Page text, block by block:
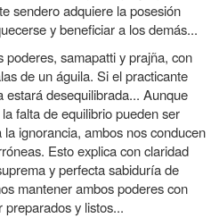
sendero adquiere la posesión
y beneficiar a los demás...
poderes, samapatti y prajña, con
de un águila. Si el practicante
estará desequilibrada... Aunque
falta de equilibrio pueden ser
ignorancia, ambos nos conducen
Esto explica con claridad
y perfecta sabiduría de
mantener ambos poderes con
preparados y listos...